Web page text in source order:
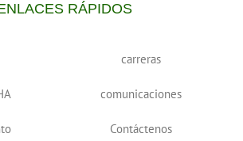
RÁPIDOS
carreras
comunicaciones
Contáctenos